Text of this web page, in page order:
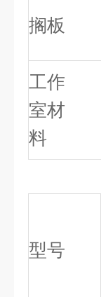
搁板
工作
室材
料
型号